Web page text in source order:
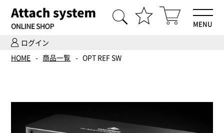
ログイン
MENU
HOME
Hi-Fiオーディオ試聴
ホームシアター体験
HOME 商品一覧 OPT REF SW